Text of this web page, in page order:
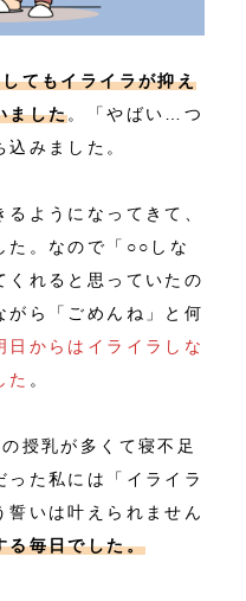
てもイライラが抑え
ました。「やばい…つ
みました。
ようになってきて、
た。なので「○○しな
くれると思っていたの
がら「ごめんね」と何
日からはイライラしな
た 。
授乳が多くて寝不足
った私には「イライラ
誓いは叶えられません
る毎日でした。